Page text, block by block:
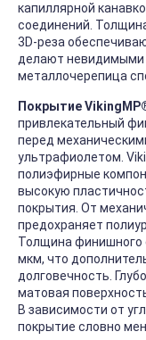
капиллярной
соединений.
3D-реза
делают невидимыми
металлочерепица
Покрытие
привлекательный
перед
ультрафиолетом.
полиэфирные
высокую
покрытия. От
предохраняет
Толщина финишного
мкм, что
долговечность.
матовая
В зависимости от
покрытие словно